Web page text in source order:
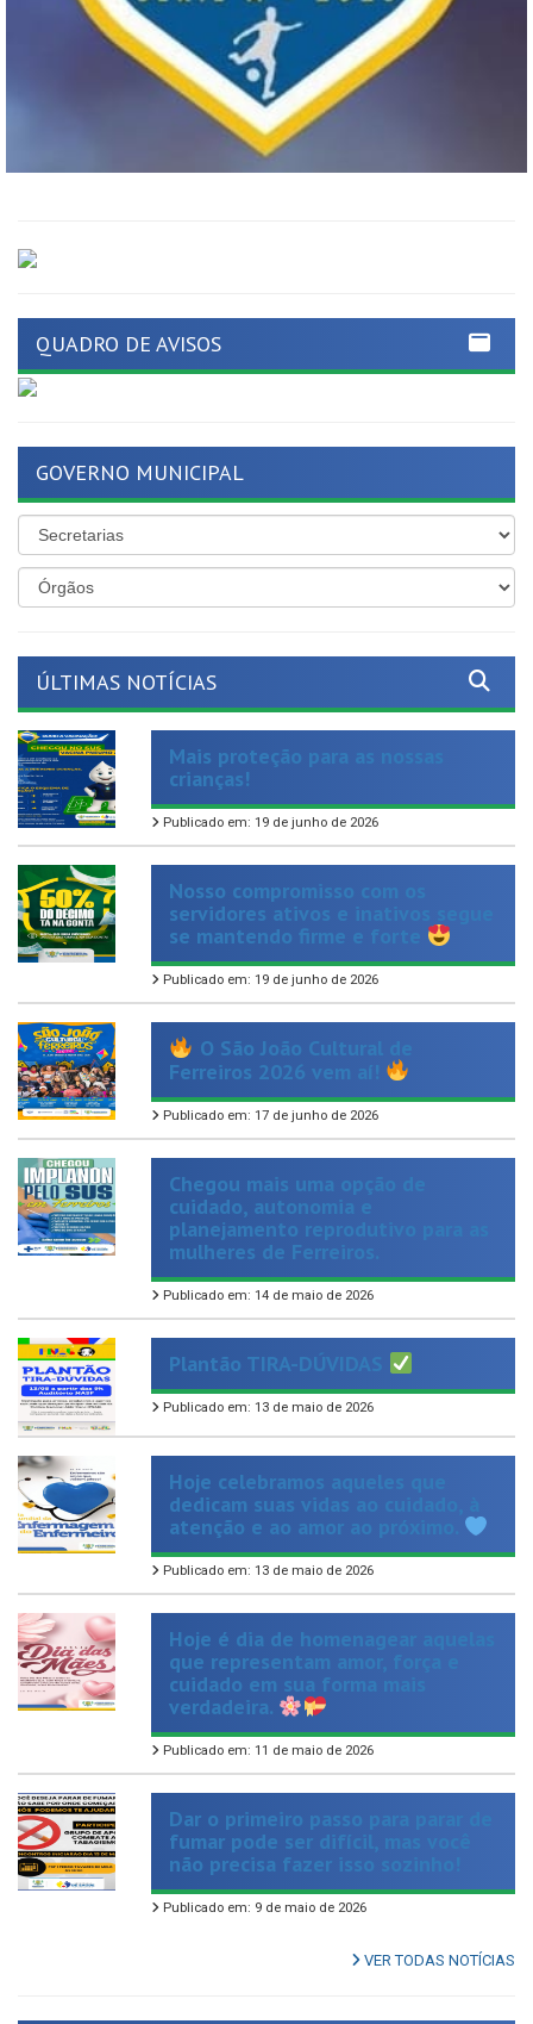
Mais proteção para as nossas
crianças!
Publicado em: 19 de junho de 2026
Nosso compromisso com os
servidores ativos e inativos segue
se mantendo firme e forte
Publicado em: 19 de junho de 2026
O São João Cultural de
Ferreiros 2026 vem aí!
Publicado em: 17 de junho de 2026
Chegou mais uma opção de
cuidado, autonomia e
planejamento reprodutivo para as
mulheres de Ferreiros.
Publicado em: 14 de maio de 2026
Plantão TIRA-DÚVIDAS
Publicado em: 13 de maio de 2026
Hoje celebramos aqueles que
dedicam suas vidas ao cuidado, à
atenção e ao amor ao próximo.
Publicado em: 13 de maio de 2026
Hoje é dia de homenagear aquelas
que representam amor, força e
cuidado em sua forma mais
verdadeira.
Publicado em: 11 de maio de 2026
Dar o primeiro passo para parar de
fumar pode ser difícil, mas você
não precisa fazer isso sozinho!
Publicado em: 9 de maio de 2026
VER TODAS NOTÍCIAS